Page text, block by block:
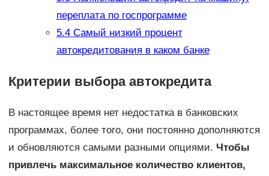
переплата по госпрограмме
5.4Самый низкий процент
автокредитования в каком банке
Критерии выбора автокредита
В настоящее время нет недостатка в банковских
программах, более того, они постоянно дополняются
и обновляются самыми разными опциями. Чтобы
привлечь максимальное количество клиентов,